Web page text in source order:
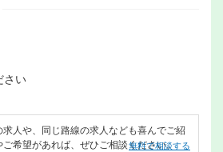
さい
求人や、同じ路線の求人なども喜んでご紹
希望があれば、ぜひご相談ください。
無料で相談する